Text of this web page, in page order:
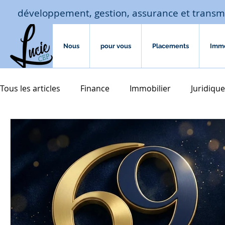
développement, gestion, assurance et
Nous pour vous Placements
Tous les articles Finance Immobilier Juridique
Assurances
assurances de biens Accompagnement familial
transmission courtage crédit